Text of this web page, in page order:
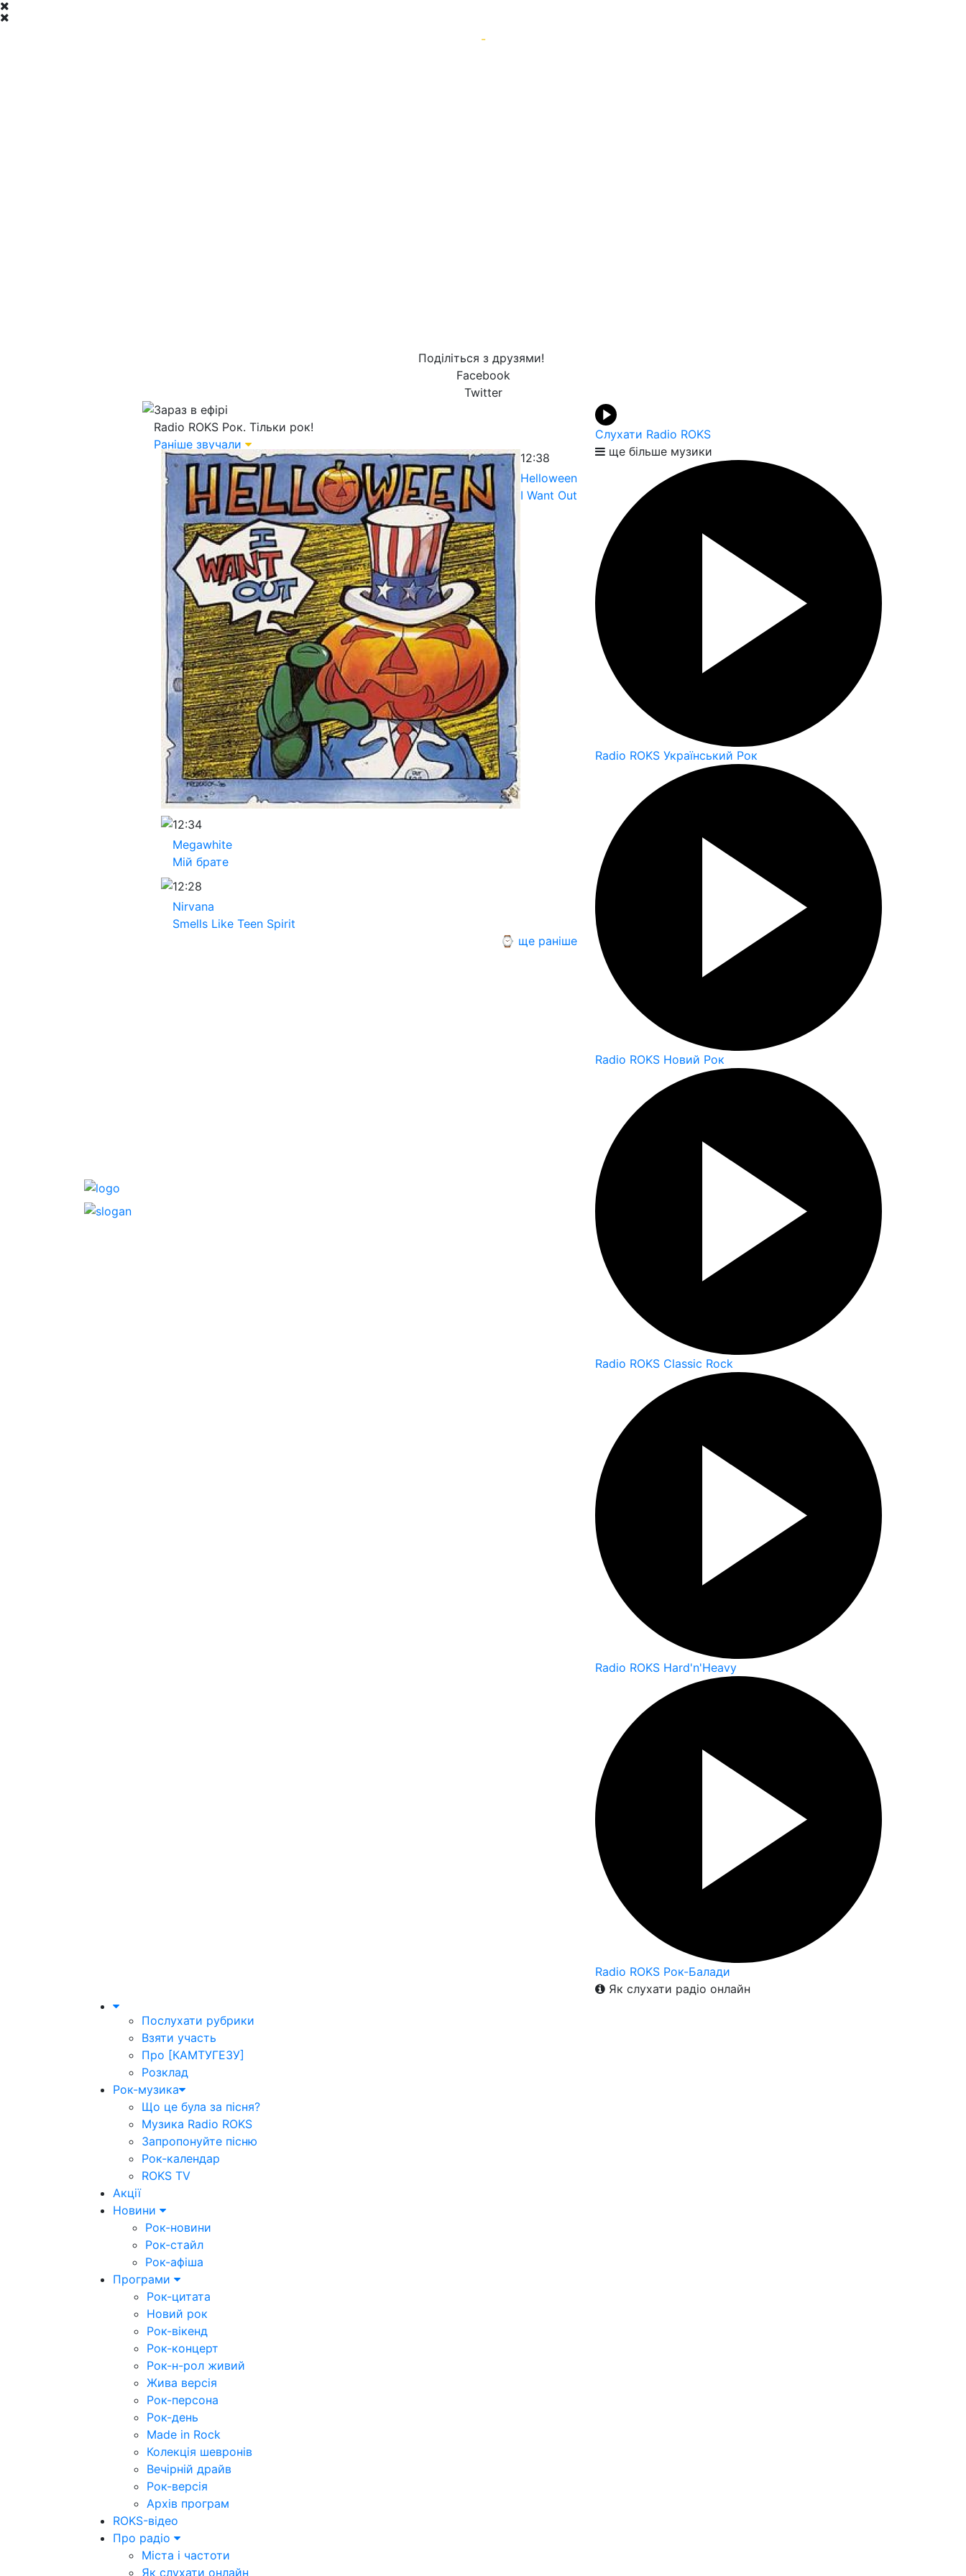
-
Поділіться з друзями!
Facebook
Twitter
Зараз в ефірі
Radio ROKS Рок. Тільки рок!
Раніше звучали
12:38
Helloween
I Want Out
12:34
Megawhite
Мій брате
12:28
Nirvana
Smells Like Teen Spirit
⌚ ще раніше
Слухати Radio ROKS
ще більше музики
Radio ROKS Український Рок
Radio ROKS Новий Рок
Radio ROKS Classic Rock
Radio ROKS Hard'n'Heavy
Radio ROKS Рок-Балади
Як слухати радіо онлайн
Послухати рубрики
Взяти участь
Про [КАМТУГЕЗУ]
Розклад
Рок-музика
Що це була за пісня?
Музика Radio ROKS
Запропонуйте пісню
Рок-календар
ROKS TV
Акції
Новини
Рок-новини
Рок-стайл
Рок-афіша
Програми
Рок-цитата
Новий рок
Рок-вікенд
Рок-концерт
Рок-н-рол живий
Жива версія
Рок-персона
Рок-день
Made in Rock
Колекція шевронів
Вечірній драйв
Рок-версія
Архів програм
ROKS-відео
Про радіо
Міста і частоти
Як слухати онлайн